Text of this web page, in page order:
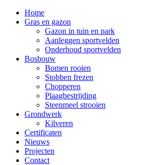
Home
Gras en gazon
Gazon in tuin en park
Aanleggen sportvelden
Onderhoud sportvelden
Bosbouw
Bomen rooien
Stobben frezen
Chopperen
Plaagbestrijding
Steenmeel strooien
Grondwerk
Kilveren
Certificaten
Nieuws
Projecten
Contact